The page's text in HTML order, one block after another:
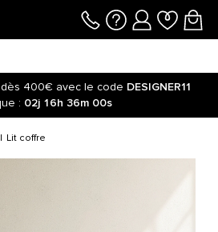
400€ avec le code DESIGNER11
: 02j 16h 36m 00s
Lit coffre